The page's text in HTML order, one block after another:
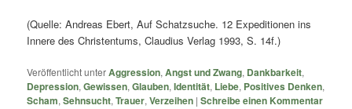
(Quelle: Andreas Ebert, Auf Schatzsuche. 12 Expeditionen ins
Innere des Christentums, Claudius Verlag 1993, S. 14f.)
Veröffentlicht unterAggression,Angst und Zwang, Dankbarkeit,
Depression,Gewissen,Glauben,Identität, Liebe, Positives Denken,
Scham,Sehnsucht,Trauer,Verzeihen |Schreibe einen Kommentar